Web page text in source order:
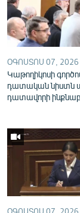
ՀԵՏԵՎԵՔ ՄԵԶ
ՕԳՈՍՏՈՍ 07, 2026
Կաթողիկոսի
դատական նիստն
դատավորի
ՕԳՈՍՏՈՍ 07, 2026